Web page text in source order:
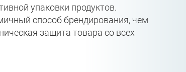
упаковки продуктов.
способ брендирования, чем
защита товара со всех